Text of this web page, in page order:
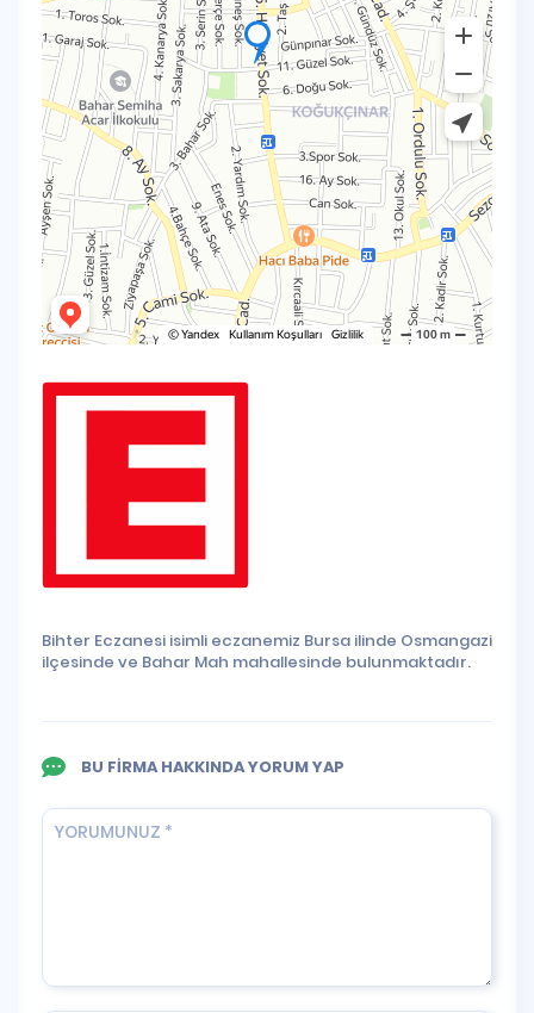
Bihter Eczanesi isimli eczanemiz Bursa ilinde Osmangazi
ilçesinde ve Bahar Mah mahallesinde bulunmaktadır.
BU FİRMA HAKKINDA YORUM YAP